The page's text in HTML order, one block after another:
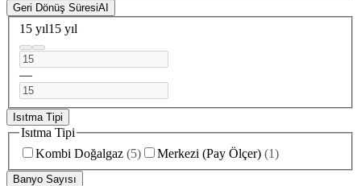
Geri Dönüş SüresiAI
15 yıl15 yıl
—
Isıtma Tipi
Isıtma Tipi
Kombi Doğalgaz (5) Merkezi (Pay Ölçer) (1)
Banyo Sayısı